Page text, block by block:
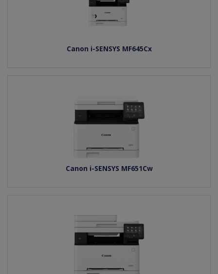
Canon i-SENSYS MF645Cx
Canon i-SENSYS MF651Cw